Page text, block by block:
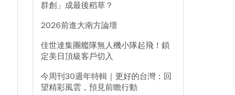
群創」成最後稻草？
2026前進大南方論壇
佳世達集團艦隊無人機小隊起飛！鎖
定美日頂級客戶切入
今周刊30週年特輯｜更好的台灣：回
望精彩風雲，預見前瞻行動